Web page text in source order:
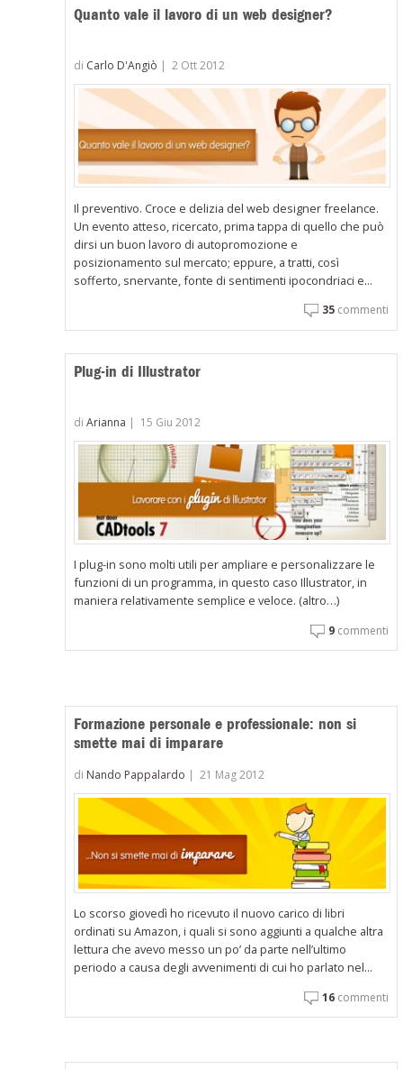
Quanto vale il lavoro di un web designer?
di Carlo D'Angiò |2 Ott 2012
Il preventivo. Croce e delizia del web designer freelance.
Un evento atteso, ricercato, prima tappa di quello che può
dirsi un buon lavoro di autopromozione e
posizionamento sul mercato; eppure, a tratti, così
sofferto, snervante, fonte di sentimenti ipocondriaci e...
35commenti
Plug-in di Illustrator
diArianna | 15 Giu 2012
I plug-in sono molti utili per ampliare e personalizzare le
funzioni di un programma, in questo caso Illustrator, in
maniera relativamente semplice e veloce. (altro…)
9commenti
Formazione personale e professionale: non si
smette mai di imparare
di Nando Pappalardo |21 Mag 2012
Lo scorso giovedì ho ricevuto il nuovo carico di libri
ordinati su Amazon, i quali si sono aggiunti a qualche altra
lettura che avevo messo un po’ da parte nell’ultimo
periodo a causa degli avvenimenti di cui ho parlato nel...
16commenti